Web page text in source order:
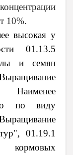
10%.
высокая у
01.13.5
и семян
по виду
01.19.1
кормовых